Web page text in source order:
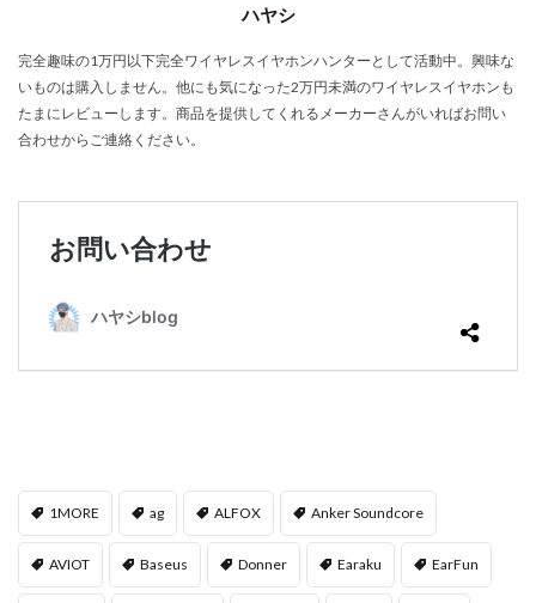
ハヤシ
完全趣味の1万円以下完全ワイヤレスイヤホンハンターとして活動中。興味な
いものは購入しません。他にも気になった2万円未満のワイヤレスイヤホンも
たまにレビューします。商品を提供してくれるメーカーさんがいればお問い
合わせからご連絡ください。
1MORE ag ALFOX Anker Soundcore
AVIOT Baseus Donner Earaku EarFun